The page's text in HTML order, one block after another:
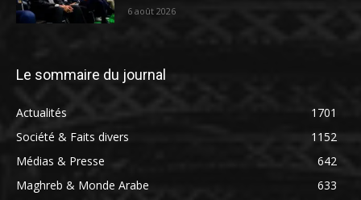
6 août 2026
Le sommaire du journal
Actualités
1701
Société & Faits divers
1152
Médias & Presse
642
Maghreb & Monde Arabe
633